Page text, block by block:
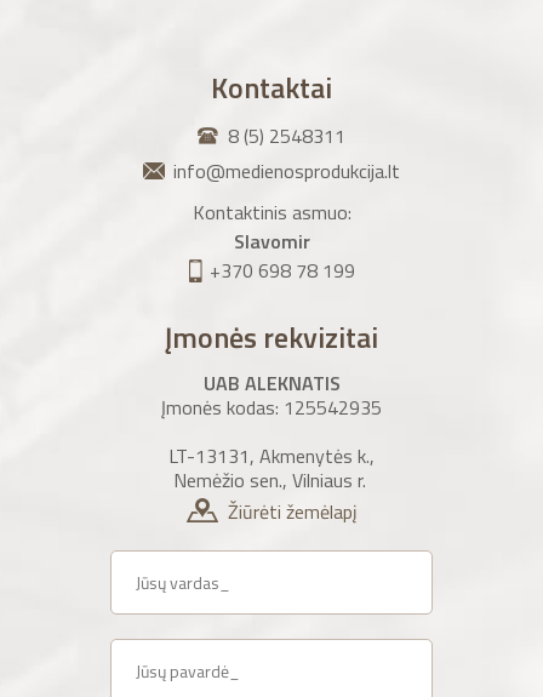
Kontaktai
8 (5) 2548311
info@medienosprodukcija.lt
Kontaktinis asmuo:
Slavomir
+370 698 78 199
Įmonės rekvizitai
UAB ALEKNATIS
Įmonės kodas: 125542935
LT-13131, Akmenytės k.,
Nemėžio sen., Vilniaus r.
Žiūrėti žemėlapį
Vardas
Pavarde